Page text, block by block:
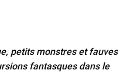
petits monstres et fauves
fantasques dans le